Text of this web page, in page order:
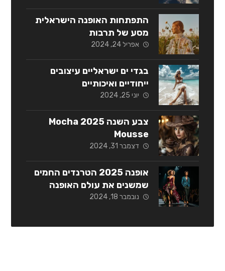
התפתחות האופנה הישראלית
מסע של תרבות
אפריל 24, 2024
בגדי ים ישראליים עיצובים
ייחודיים ואיכותיים
יוני 25, 2024
צבע השנה 2025 Mocha
Mousse
דצמבר 31, 2024
אופנה 2025 הטרנדים החמים
שמשנים את עולם האופנה
נובמבר 18, 2024